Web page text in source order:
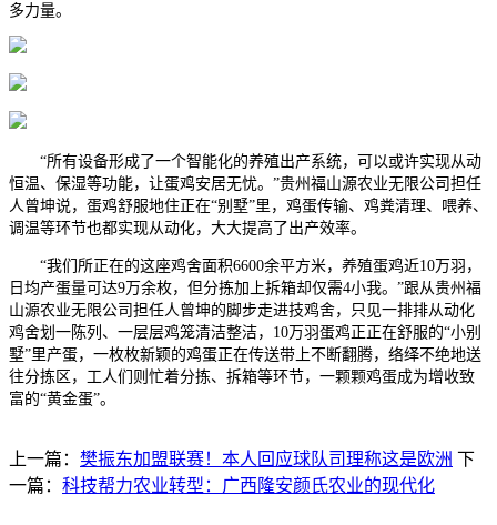
多力量。
“所有设备形成了一个智能化的养殖出产系统，可以或许实现从动
恒温、保湿等功能，让蛋鸡安居无忧。”贵州福山源农业无限公司担任
人曾坤说，蛋鸡舒服地住正在“别墅”里，鸡蛋传输、鸡粪清理、喂养、
调温等环节也都实现从动化，大大提高了出产效率。
“我们所正在的这座鸡舍面积6600余平方米，养殖蛋鸡近10万羽，
日均产蛋量可达9万余枚，但分拣加上拆箱却仅需4小我。”跟从贵州福
山源农业无限公司担任人曾坤的脚步走进技鸡舍，只见一排排从动化
鸡舍划一陈列、一层层鸡笼清洁整洁，10万羽蛋鸡正正在舒服的“小别
墅”里产蛋，一枚枚新颖的鸡蛋正在传送带上不断翻腾，络绎不绝地送
往分拣区，工人们则忙着分拣、拆箱等环节，一颗颗鸡蛋成为增收致
富的“黄金蛋”。
上一篇： 樊振东加盟联赛！本人回应球队司理称这是欧洲 下
一篇： 科技帮力农业转型：广西隆安颜氏农业的现代化